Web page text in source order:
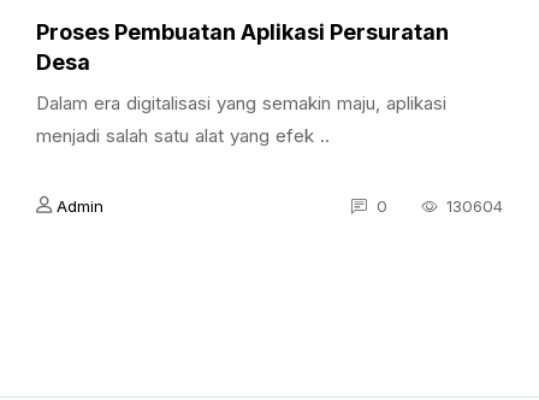
Proses Pembuatan Aplikasi Persuratan
Desa
Dalam era digitalisasi yang semakin maju, aplikasi
menjadi salah satu alat yang efek ..
Admin 0 130604